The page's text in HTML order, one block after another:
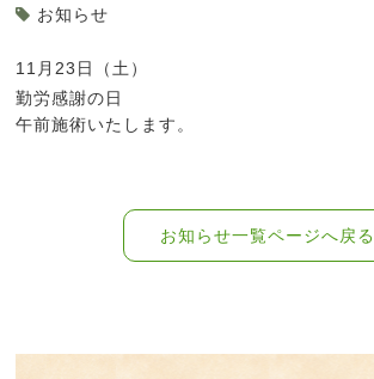
お知らせ
11月23日（土）
勤労感謝の日
午前施術いたします。
お知らせ一覧ページへ戻る